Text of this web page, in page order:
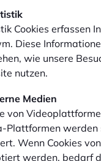
Cookies erfassen
Diese
wie unsere
nutzen.
Medien
von
Plattformen
Wenn Cookies
werden, bedarf
Pass-Inhaber.
Dieser
Tageskasse
Brigade Bocholt
Stadion am Zoo
Gäste -